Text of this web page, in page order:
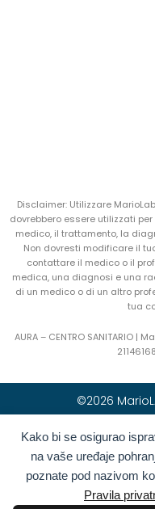
Kako bi se osigurao
na vaše uređaje
poznate pod nazivom
Pravila
Disclaimer: Utilizzare
dovrebbero essere utilizzati
medico, il trattamento, la
Non dovresti modificare il
contattare il medico o il
medica, una diagnosi e una
di un medico o di un altro
tua
AURA – CENTRO SANITARIO |
©2026
Hrvatski(
Deutsch(
Română(